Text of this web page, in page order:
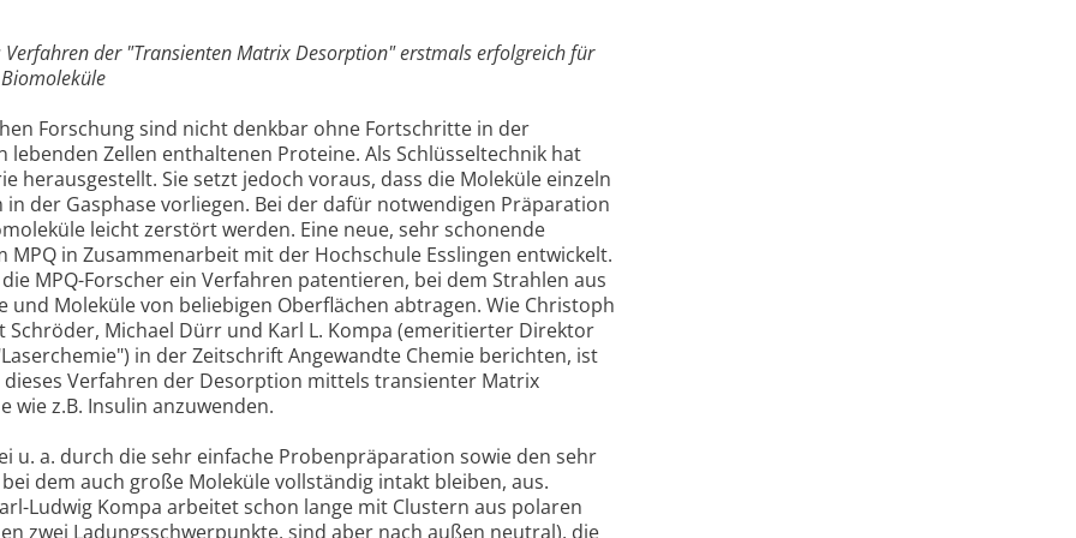
der "Transienten Matrix Desorption" erstmals erfolgreich für
Forschung sind nicht denkbar ohne Fortschritte in der
Zellen enthaltenen Proteine. Als Schlüsseltechnik hat
herausgestellt. Sie setzt jedoch voraus, dass die Moleküle einzeln
der Gasphase vorliegen. Bei der dafür notwendigen Präparation
leicht zerstört werden. Eine neue, sehr schonende
in Zusammenarbeit mit der Hochschule Esslingen entwickelt.
MPQ-Forscher ein Verfahren patentieren, bei dem Strahlen aus
Moleküle von beliebigen Oberflächen abtragen. Wie Christoph
Schröder, Michael Dürr und Karl L. Kompa (emeritierter Direktor
in der Zeitschrift Angewandte Chemie berichten, ist
Verfahren der Desorption mittels transienter Matrix
wie z.B. Insulin anzuwenden.
u. a. durch die sehr einfache Probenpräparation sowie den sehr
dem auch große Moleküle vollständig intakt bleiben, aus.
Ludwig Kompa arbeitet schon lange mit Clustern aus polaren
zwei Ladungsschwerpunkte, sind aber nach außen neutral), die